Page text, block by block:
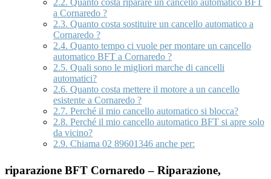
a Cornaredo ?
2.3. Quanto costa sostituire un cancello automatico a
Cornaredo ?
2.4. Quanto tempo ci vuole per montare un cancello
automatico BFT a Cornaredo ?
2.5. Quali sono le migliori marche di cancelli
automatici?
2.6. Quanto costa mettere il motore a un cancello
esistente a Cornaredo ?
2.7. Perché il mio cancello automatico si blocca?
2.8. Perché il mio cancello automatico BFT si apre solo
da vicino?
2.9. Chiama 02 89601346 anche per:
riparazione BFT Cornaredo – Riparazione,